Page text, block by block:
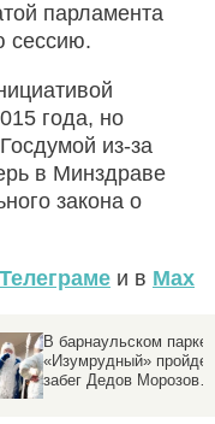
парламента
сессию.
года, но
из-за
в Минздраве
закона о
Телеграме и в Max
От ФАПов до МРТ: как
в Алтайском крае
модернизируют